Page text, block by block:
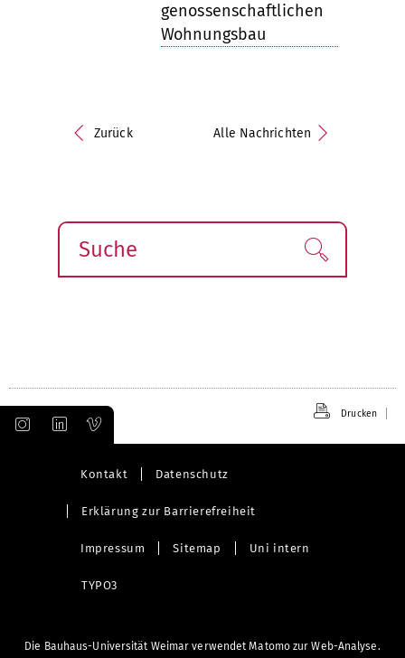
genossenschaftlichen
Wohnungsbau
Zurück Alle Nachrichten
Suche Finden!
Drucken
Kontakt Datenschutz
Erklärung zur Barrierefreiheit
Impressum Sitemap Uni intern
TYPO3
Die Bauhaus-Universität Weimar verwendet Matomo zur Web-Analyse.